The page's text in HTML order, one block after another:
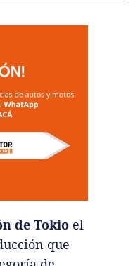
de Tokio el
que